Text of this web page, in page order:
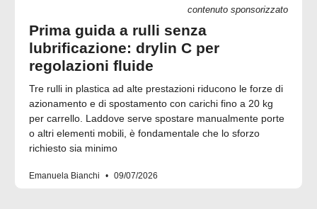
contenuto sponsorizzato
Prima guida a rulli senza
lubrificazione: drylin C per
regolazioni fluide
Tre rulli in plastica ad alte prestazioni riducono le forze di
azionamento e di spostamento con carichi fino a 20 kg
per carrello. Laddove serve spostare manualmente porte
o altri elementi mobili, è fondamentale che lo sforzo
richiesto sia minimo
Emanuela Bianchi 09/07/2026